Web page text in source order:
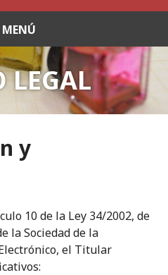
MENÚ
LEGAL
y
10 de la Ley 34/2002, de
la Sociedad de la
el Titular